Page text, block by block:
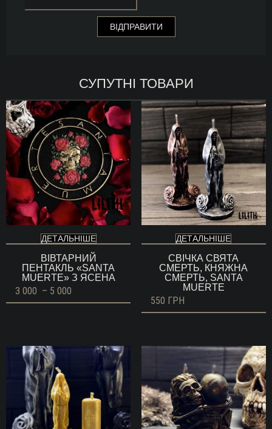
СУПУТНІ ТОВАРИ
ДЕТАЛЬНІШЕ
ВІВТАРНИЙ
ПЕНТАКЛЬ «SANTA
MUERTE» З ЯСЕНА
3 000 – 5 000
цін:
5
000 ГРН
ДЕТАЛЬНІШЕ
СВІЧКА СВЯТА
СМЕРТЬ, КНЯЖНА
СМЕРТЬ, SANTA
MUERTE
550 ГРН